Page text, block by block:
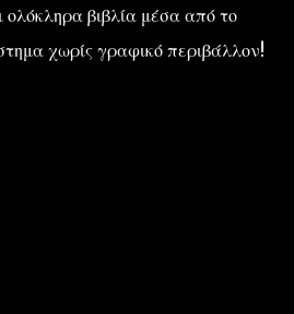
ολόκληρα βιβλία μέσα από το
χωρίς γραφικό περιβάλλον!